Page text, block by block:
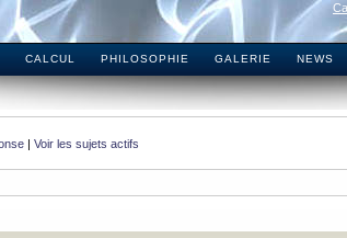
CALCUL PHILOSOPHIE GALERIE NEWS
| Voir les sujets actifs